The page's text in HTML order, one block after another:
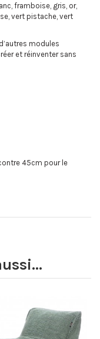
framboise, gris, or,
vert pistache, vert
modules
et réinventer sans
45cm pour le